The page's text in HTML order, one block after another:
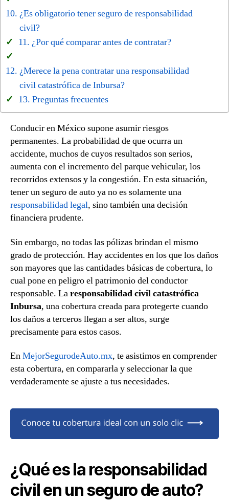
¿Es obligatorio tener seguro de responsabilidad
civil?
¿Por qué comparar antes de contratar?
¿Merece la pena contratar una responsabilidad
civil catastrófica de Inbursa?
Preguntas frecuentes
Conducir en México supone asumir riesgos
permanentes. La probabilidad de que ocurra un
accidente, muchos de cuyos resultados son serios,
aumenta con el incremento del parque vehicular, los
recorridos extensos y la congestión. En esta situación,
tener un seguro de auto ya no es solamente una
responsabilidad legal, sino también una decisión
financiera prudente.
Sin embargo, no todas las pólizas brindan el mismo
grado de protección. Hay accidentes en los que los daños
son mayores que las cantidades básicas de cobertura, lo
cual pone en peligro el patrimonio del conductor
responsable. Laresponsabilidad civil catastrófica
Inbursa, una cobertura creada para protegerte cuando
los daños a terceros llegan a ser altos, surge
precisamente para estos casos.
EnMejorSegurodeAuto.mx, te asistimos en comprender
esta cobertura, en compararla y seleccionar la que
verdaderamente se ajuste a tus necesidades.
¿Qué es la responsabilidad
civil en un seguro de auto?